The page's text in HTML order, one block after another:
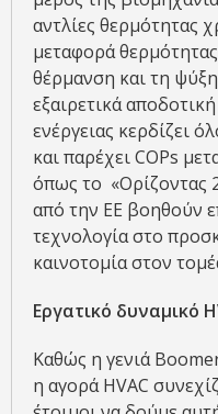
αντλίες θερμότητας
μεταφορά
θέρμανση και τη
εξαιρετικά
ενέργειας κερδίζει
και παρέχει COPs
όπως το «Ορίζοντας
από την ΕΕ βοηθούν
τεχνολογία στο
καινοτομία στον
Εργατικό δυναμικό
Καθώς η γενιά
η αγορά HVAC